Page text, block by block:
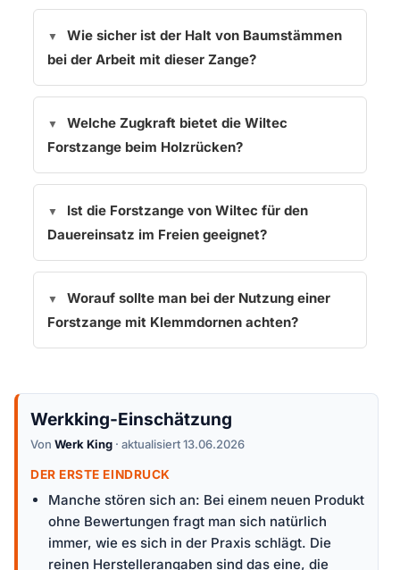
Wie sicher ist der Halt von Baumstämmen
bei der Arbeit mit dieser Zange?
Welche Zugkraft bietet die Wiltec
Forstzange beim Holzrücken?
Ist die Forstzange von Wiltec für den
Dauereinsatz im Freien geeignet?
Worauf sollte man bei der Nutzung einer
Forstzange mit Klemmdornen achten?
Werkking-Einschätzung
Von Werk King · aktualisiert 13.06.2026
DER ERSTE EINDRUCK
Manche stören sich an: Bei einem neuen Produkt
ohne Bewertungen fragt man sich natürlich
immer, wie es sich in der Praxis schlägt. Die
reinen Herstellerangaben sind das eine, die